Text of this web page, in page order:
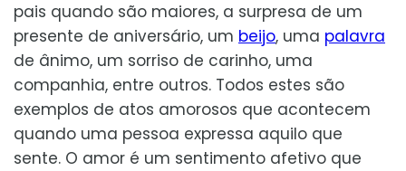
pais quando são maiores, a surpresa de um
presente de aniversário, um beijo, uma palavra
de ânimo, um sorriso de carinho, uma
companhia, entre outros. Todos estes são
exemplos de atos amorosos que acontecem
quando uma pessoa expressa aquilo que
sente. O amor é um sentimento afetivo que